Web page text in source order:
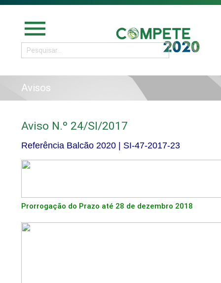
menu
Avisos
Aviso N.º 24/SI/2017
Referência Balcão 2020 | SI-47-2017-23
Prorrogação do Prazo até 28 de dezembro 2018